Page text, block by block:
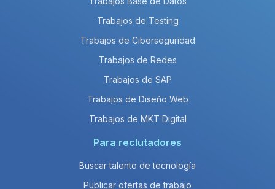
Trabajos de Testing
Trabajos de Ciberseguridad
Trabajos de Redes
Trabajos de SAP
Trabajos de Diseño Web
Trabajos de MKT Digital
Para reclutadores
Buscar talento de tecnología
Publicar ofertas de trabajo